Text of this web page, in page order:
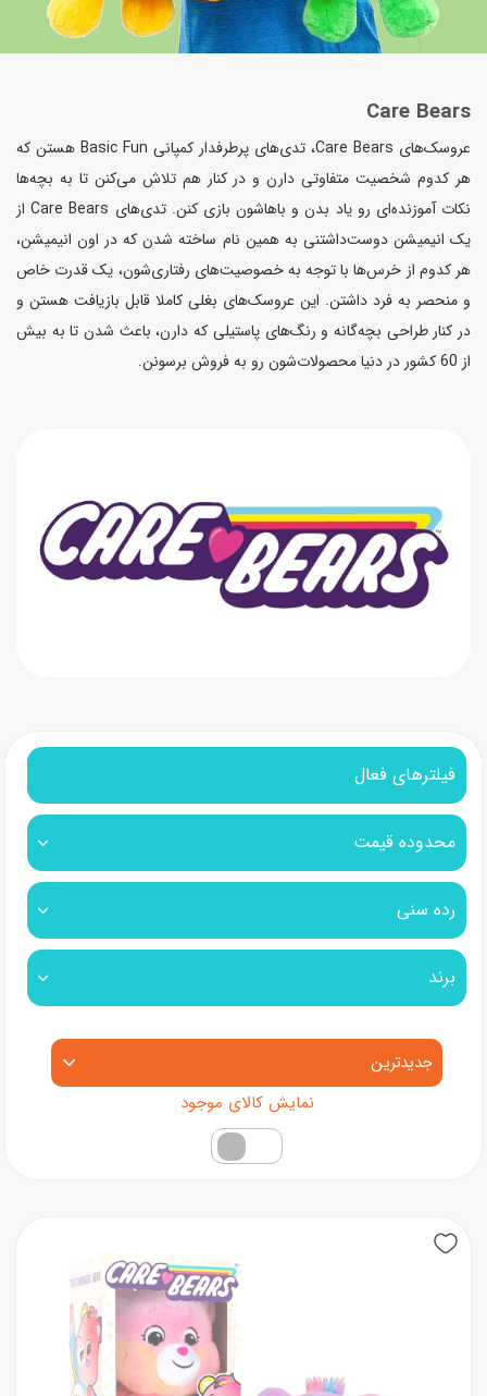
Care Bears
عروسک‌های Care Bears، تدی‌های پرطرفدار کمپانی Basic Fun هستن که
هر کدوم شخصیت متفاوتی دارن و در کنار هم تلاش می‌کنن تا به بچه‌ها
نکات آموزنده‌ای رو یاد بدن و باهاشون بازی کنن. تدی‌های Care Bears از
یک انیمیشن دوست‌داشتنی به همین نام ساخته شدن که در اون انیمیشن،
هر کدوم از خرس‌ها با توجه به خصوصیت‌های رفتاری‌شون، یک قدرت خاص
و منحصر به فرد داشتن. این عروسک‌های بغلی کاملا قابل بازیافت هستن و
در کنار طراحی بچه‌گانه و رنگ‌های پاستیلی که دارن، باعث شدن تا به بیش
از 60 کشور در دنیا محصولات‌شون رو به فروش برسونن.
فیلترهای فعال
محدوده قیمت
رده سنی
برند
مرتب‌سازی محصولات